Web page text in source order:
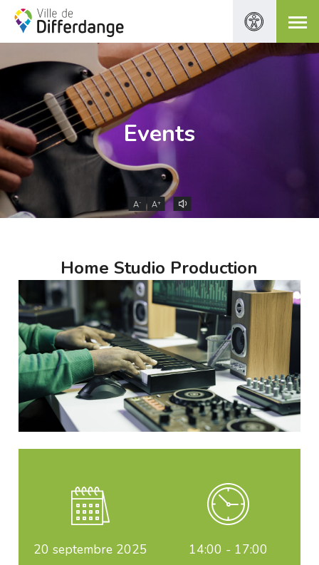
Events
A- A+
Home Studio Production
20 septembre 2025 14:00 - 17:00